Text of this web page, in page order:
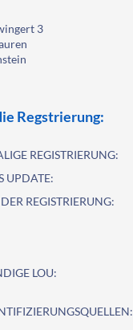
3
Regstrierung:
REGISTRIERUNG:
UPDATE:
REGISTRIERUNG:
LOU: